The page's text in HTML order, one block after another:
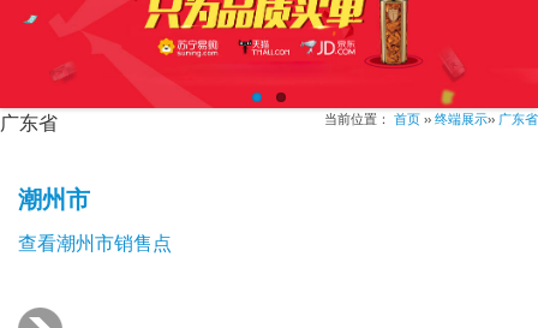
广东省 当前位置： 首页 ›› 终端展示›› 广东省
潮州市
查看潮州市销售点